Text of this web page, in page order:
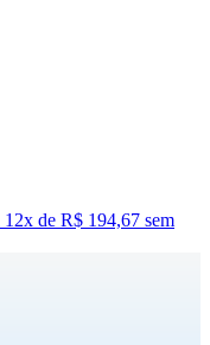
12x de R$ 194,67 sem